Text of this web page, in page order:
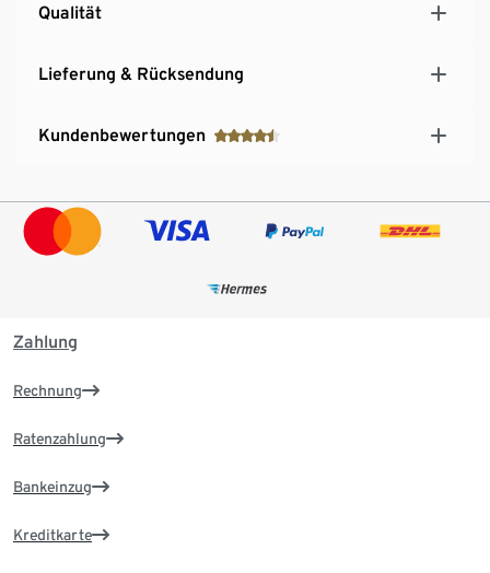
Qualität
Lieferung & Rücksendung
Kundenbewertungen
Zahlung
Rechnung
Ratenzahlung
Bankeinzug
Kreditkarte